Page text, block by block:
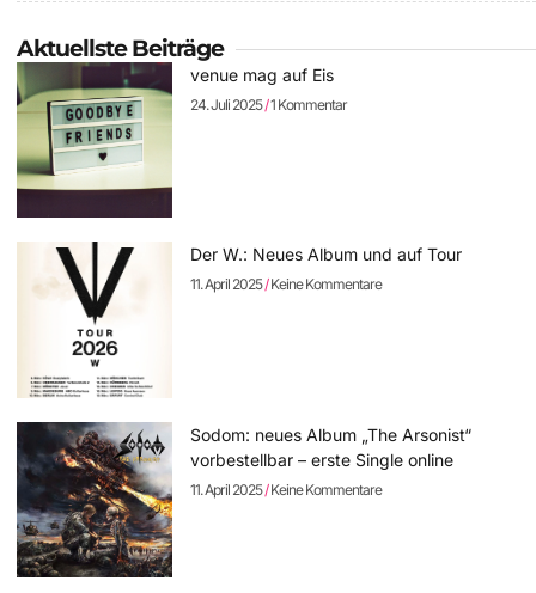
Aktuellste Beiträge
venue mag auf Eis
24. Juli 2025 1 Kommentar
Der W.: Neues Album und auf Tour
11. April 2025 Keine Kommentare
Sodom: neues Album „The Arsonist“
vorbestellbar – erste Single online
11. April 2025 Keine Kommentare